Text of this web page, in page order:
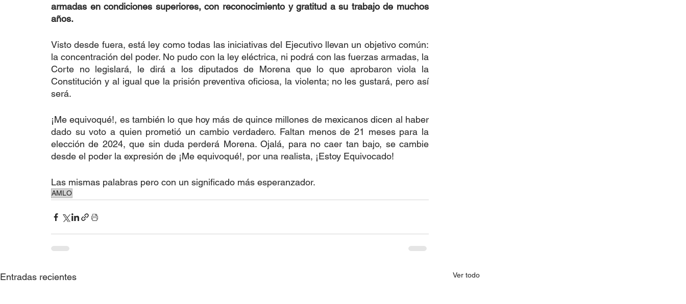
armadas en condiciones superiores, con reconocimiento y gratitud a su trabajo de muchos
años.
Visto desde fuera, está ley como todas las iniciativas del Ejecutivo llevan un objetivo común:
la concentración del poder. No pudo con la ley eléctrica, ni podrá con las fuerzas armadas, la
Corte no legislará, le dirá a los diputados de Morena que lo que aprobaron viola la
Constitución y al igual que la prisión preventiva oficiosa, la violenta; no les gustará, pero así
será.
¡Me equivoqué!, es también lo que hoy más de quince millones de mexicanos dicen al haber
dado su voto a quien prometió un cambio verdadero. Faltan menos de 21 meses para la
elección de 2024, que sin duda perderá Morena. Ojalá, para no caer tan bajo, se cambie
desde el poder la expresión de ¡Me equivoqué!, por una realista, ¡Estoy Equivocado!
Las mismas palabras pero con un significado más esperanzador.
AMLO
Entradas recientes Ver todo